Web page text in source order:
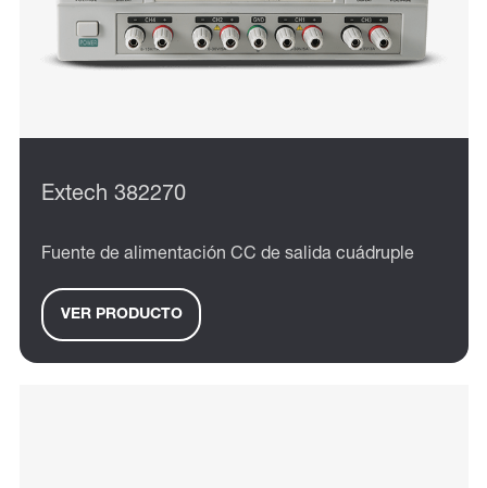
Extech 382270
Fuente de alimentación CC de salida cuádruple
VER PRODUCTO